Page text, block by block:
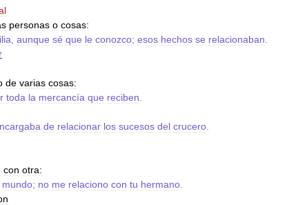
personas o cosas:
aunque sé que le conozco; esos hechos se relacionaban
de varias cosas:
toda la mercancía que reciben
de relacionar los sucesos del crucero
con otra:
mundo; no me relaciono con tu hermano